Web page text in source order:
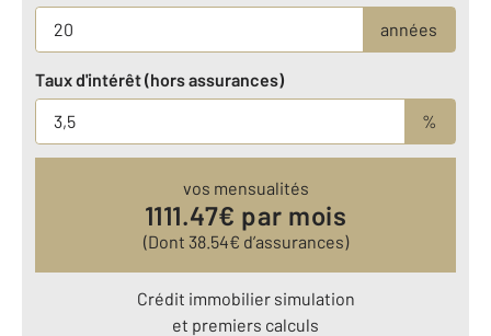
années
Taux d'intérêt (hors assurances)
%
vos mensualités
1111.47€ par mois
(Dont 38.54€ d’assurances)
Crédit immobilier simulation
et premiers calculs